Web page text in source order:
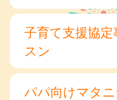
子育て支援協
スン
パパ向けマタ